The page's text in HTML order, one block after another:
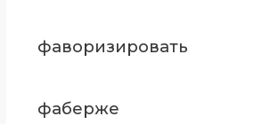
фаворизировать
фаберже